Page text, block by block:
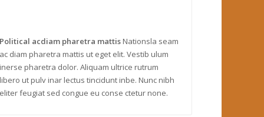
Political acdiam pharetra mattis Nationsla seam
ac diam pharetra mattis ut eget elit. Vestib ulum
inerse pharetra dolor. Aliquam ultrice rutrum
libero ut pulv inar lectus tincidunt inbe. Nunc nibh
eliter feugiat sed congue eu conse ctetur none.